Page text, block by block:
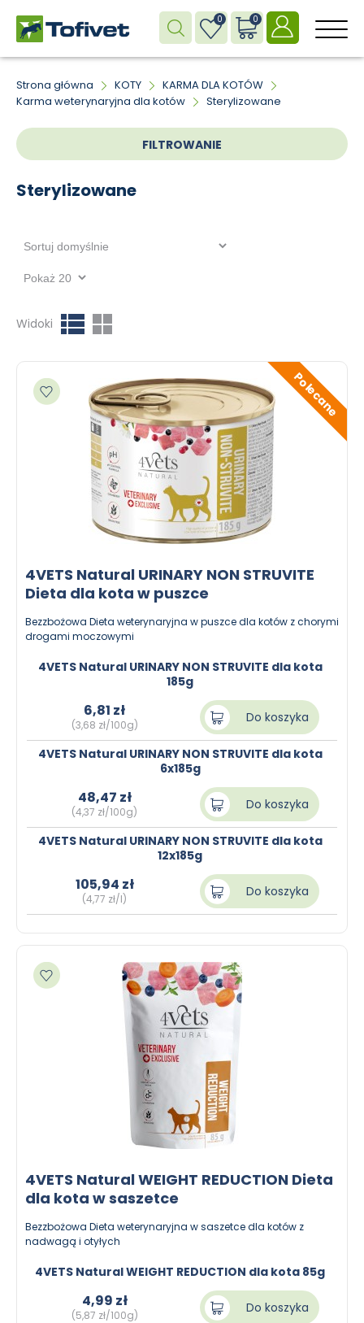
0 0 M
Strona główna KOTY
KARMA DLA KOTÓW
Karma weterynaryjna dla kotów
Sterylizowane
FILTROWANIE
Sterylizowane
Widoki
Polecane
Dodaj do ulubionych
4VETS Natural URINARY NON STRUVITE
Dieta dla kota w puszce
Bezzbożowa Dieta weterynaryjna w puszce dla kotów z chorymi
drogami moczowymi
4VETS Natural URINARY NON STRUVITE dla kota
185g
6,81 zł
(3,68 zł/100g) Do koszyka
4VETS Natural URINARY NON STRUVITE dla kota
6x185g
48,47 zł
(4,37 zł/100g) Do koszyka
4VETS Natural URINARY NON STRUVITE dla kota
12x185g
105,94 zł
(4,77 zł/l) Do koszyka
Dodaj do ulubionych
4VETS Natural WEIGHT REDUCTION Dieta
dla kota w saszetce
Bezzbożowa Dieta weterynaryjna w saszetce dla kotów z
nadwagą i otyłych
4VETS Natural WEIGHT REDUCTION dla kota 85g
4,99 zł
(5,87 zł/100g) Do koszyka